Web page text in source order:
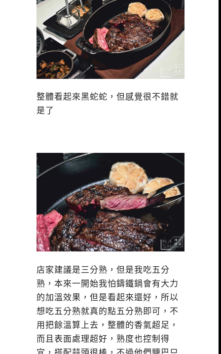
整體看起來黑蛇蛇，但感覺很不錯就
是了
店家建議是三分熟，但是我吃五分
熟，本來一開始我怕鑄鐵鍋會有大力
的加溫效果，但是看起來還好，所以
想吃五分熟就真的點五分熟即可，不
用把餘溫算上去，整體的香氣超足，
而且表面處理超好，熟度也控制得